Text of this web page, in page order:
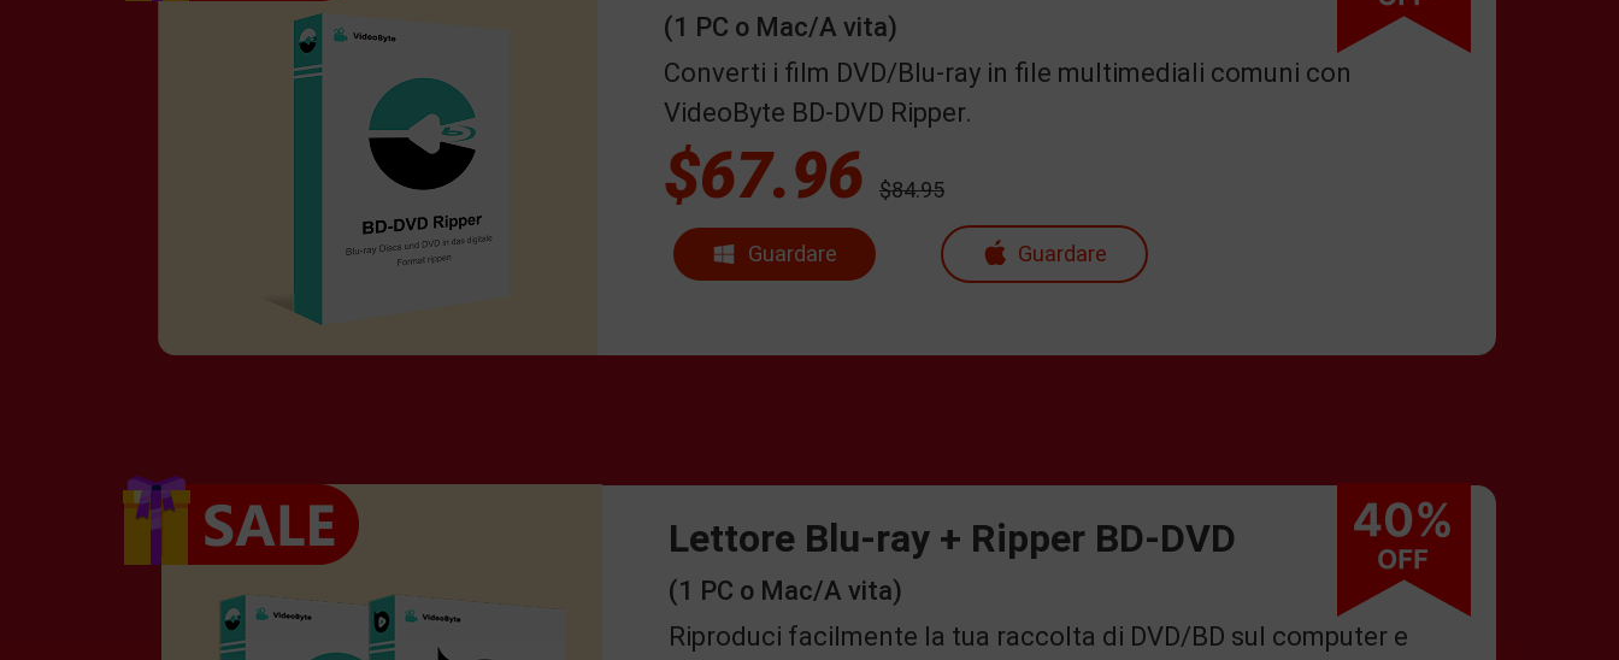
(1 PC o Mac/A vita)
Converti i film DVD/Blu-ray in file multimediali comuni con
VideoByte BD-DVD Ripper.
$67.96 $84.95
Guardare Guardare
Lettore Blu-ray + Ripper BD-DVD
(1 PC o Mac/A vita)
Riproduci facilmente la tua raccolta di DVD/BD sul computer e